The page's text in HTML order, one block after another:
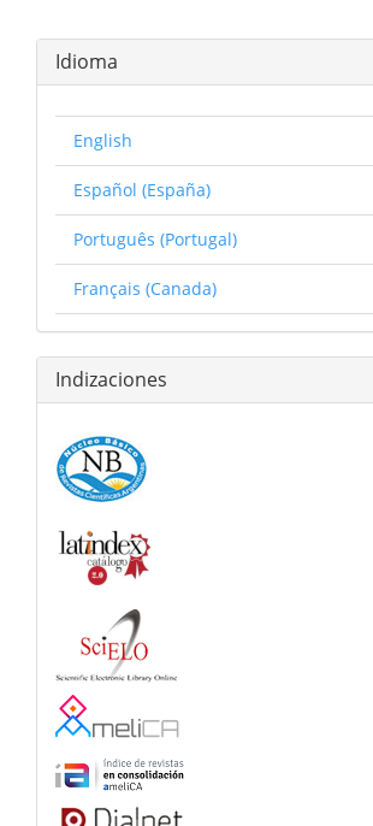
Idioma
English
Español (España)
Português (Portugal)
Français (Canada)
Indizaciones